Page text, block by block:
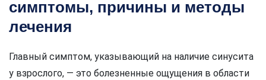
симптомы, причины и методы
лечения
Главный симптом, указывающий на наличие синусита
у взрослого, — это болезненные ощущения в области